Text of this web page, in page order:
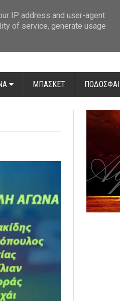
ΜΠΑΣΚΕΤ
IP address and user-agent
of service, generate usage